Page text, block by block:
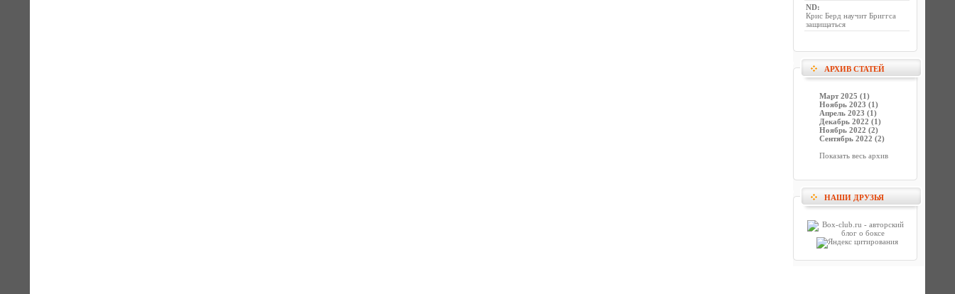
ND:
Крис Берд научит Бриггса
защищаться
АРХИВ СТАТЕЙ
Март 2025 (1)
Ноябрь 2023 (1)
Апрель 2023 (1)
Декабрь 2022 (1)
Ноябрь 2022 (2)
Сентябрь 2022 (2)
Показать весь архив
НАШИ ДРУЗЬЯ